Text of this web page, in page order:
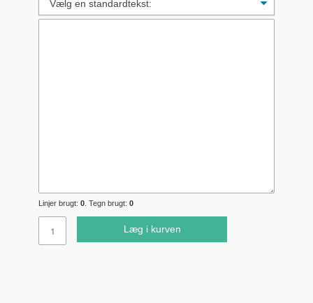
Linjer brugt: 0 . Tegn brugt: 0
Læg i kurven